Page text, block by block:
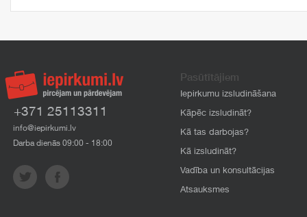
+371 25113311
info@iepirkumi.lv
Darba dienās 09:00 - 18:00
Pasūtītājiem
Iepirkumu izsludināšana
Kāpēc izsludināt?
Kā tas darbojas?
Kā izsludināt?
Vadība un konsultācijas
Atsauksmes